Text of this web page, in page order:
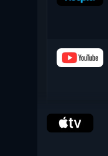
Reino Unido